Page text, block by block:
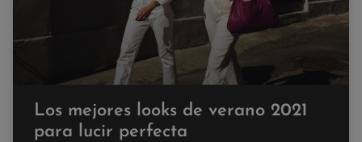
Los mejores looks de verano 2021
para lucir perfecta